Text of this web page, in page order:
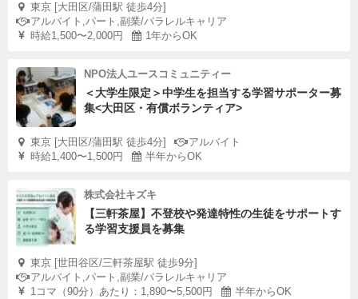
東京 [大田区/蒲田駅 徒歩4分]
アルバイト,パート,副業/パラレルキャリア
時給1,500〜2,000円
1年からOK
NPO法人ユースコミュニティー
＜大学生限定＞中学生を担当する学習サポーター募
集<大田区・有償ボランティア>
東京 [大田区/蒲田駅 徒歩4分]
アルバイト
時給1,400〜1,500円
半年からOK
株式会社キズキ
【三軒茶屋】不登校や発達特性の生徒をサポートす
る学習支援員を募集
東京 [世田谷区/三軒茶屋駅 徒歩9分]
アルバイト,パート,副業/パラレルキャリア
1コマ（90分）あたり：1,890〜5,500円
半年からOK